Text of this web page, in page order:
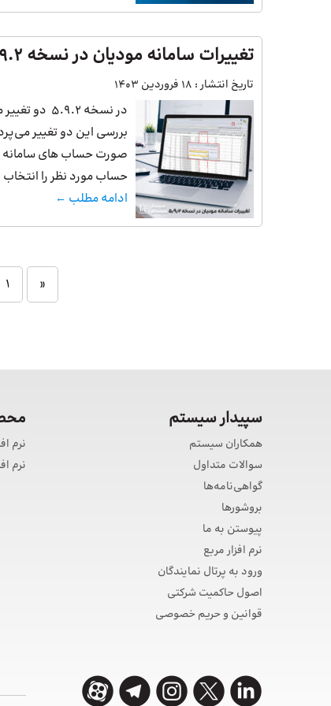
تغییرات سامانه مودیان در نسخه 5.9.2
تاریخ انتشار : 18 فروردین 1403
در نسخه
صورت حساب های سامانه
حساب مورد نظر را
ادامه مطلب ←
«
1
سپیدار سیستم
همکاران سیستم
سوالات متداول
گواهی‌نامه‌ها
بروشورها
پیوستن به ما
نرم افزار مربع
ورود به پرتال نمایندگان
اصول حاکمیت شرکتی
قوانین و حریم خصوصی
نرم
نرم